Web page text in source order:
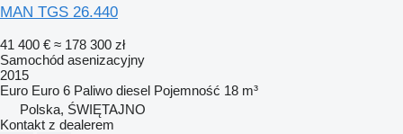
MAN TGS 26.440
41 400 € ≈ 178 300 zł
Samochód asenizacyjny
2015
Euro Euro 6 Paliwo diesel Pojemność 18 m³
Polska, ŚWIĘTAJNO
Kontakt z dealerem